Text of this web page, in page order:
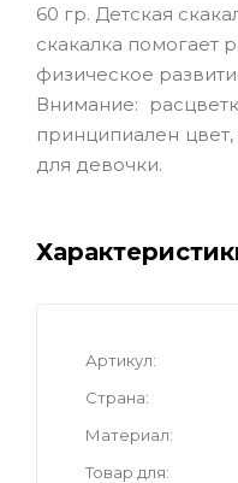
60 гр. Детская
скакалка помогает
физическое
Внимание:
принципиален цвет,
для девочки.
Артикул
Страна
Материал
Товар для